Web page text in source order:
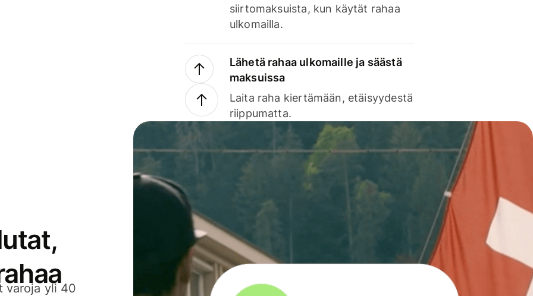
siirtomaksuista, kun käytät rahaa
ulkomailla.
Lähetä rahaa ulkomaille ja säästä
maksuissa
Laita raha kiertämään, etäisyydestä
riippumatta.
varoja yli 40